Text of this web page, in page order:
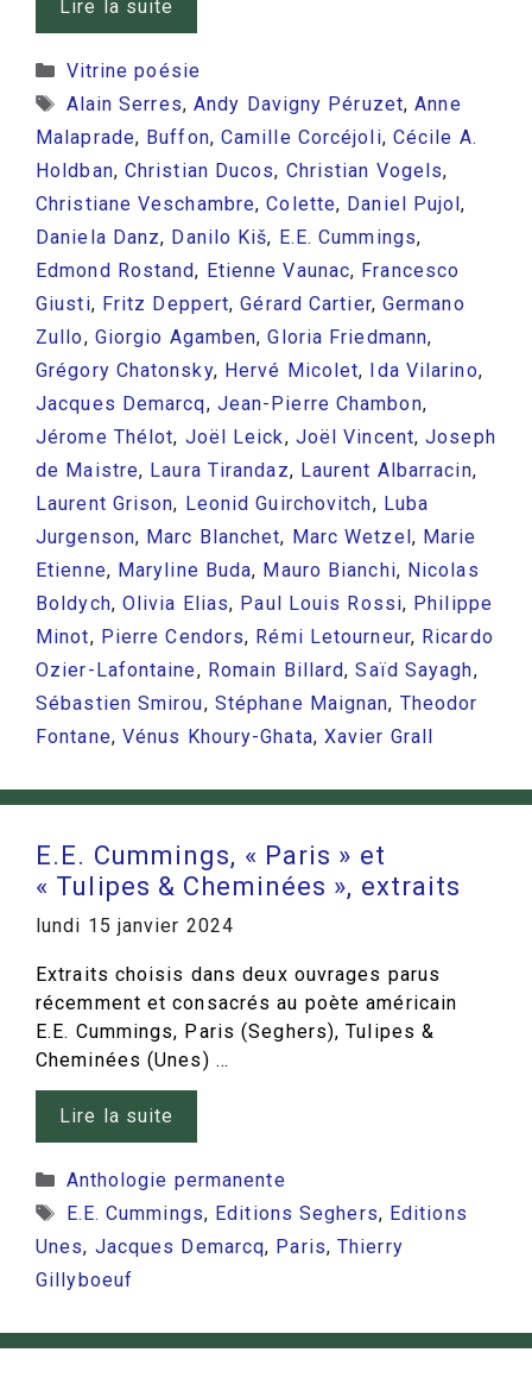
Lire la suite
Catégories
Vitrine poésie
Étiquettes
Alain Serres, Andy Davigny Péruzet,Anne
Malaprade, Buffon, Camille Corcéjoli, Cécile A.
Holdban, Christian Ducos, Christian Vogels,
Christiane Veschambre,Colette, Daniel Pujol,
Daniela Danz, Danilo Kiš, E.E. Cummings,
Edmond Rostand, Etienne Vaunac, Francesco
Giusti, Fritz Deppert,Gérard Cartier, Germano
Zullo, Giorgio Agamben,Gloria Friedmann,
Grégory Chatonsky, Hervé Micolet, Ida Vilarino,
Jacques Demarcq, Jean-Pierre Chambon,
Jérome Thélot, Joël Leick, Joël Vincent,Joseph
de Maistre, Laura Tirandaz, Laurent Albarracin,
Laurent Grison, Leonid Guirchovitch, Luba
Jurgenson, Marc Blanchet, Marc Wetzel, Marie
Etienne, Maryline Buda, Mauro Bianchi, Nicolas
Boldych, Olivia Elias, Paul Louis Rossi, Philippe
Minot, Pierre Cendors, Rémi Letourneur, Ricardo
Ozier-Lafontaine, Romain Billard,Saïd Sayagh,
Sébastien Smirou, Stéphane Maignan, Theodor
Fontane, Vénus Khoury-Ghata, Xavier Grall
E.E. Cummings, « Paris » et
« Tulipes & Cheminées », extraits
lundi 15 janvier 2024
Extraits choisis dans deux ouvrages parus
récemment et consacrés au poète américain
E.E. Cummings, Paris (Seghers), Tulipes &
Cheminées (Unes) …
Lire la suite
Catégories
Anthologie permanente
Étiquettes
E.E. Cummings, Editions Seghers, Editions
Unes, Jacques Demarcq, Paris,Thierry
Gillyboeuf